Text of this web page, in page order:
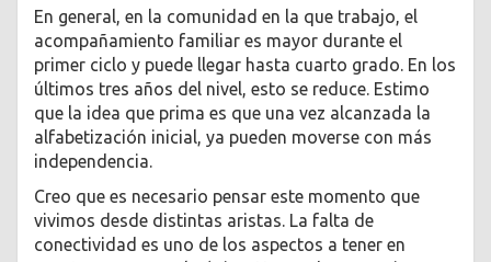
En general, en la comunidad en la que trabajo, el
acompañamiento familiar es mayor durante el
primer ciclo y puede llegar hasta cuarto grado. En los
últimos tres años del nivel, esto se reduce. Estimo
que la idea que prima es que una vez alcanzada la
alfabetización inicial, ya pueden moverse con más
independencia.
Creo que es necesario pensar este momento que
vivimos desde distintas aristas. La falta de
conectividad es uno de los aspectos a tener en